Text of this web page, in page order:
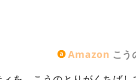
Amazon こう